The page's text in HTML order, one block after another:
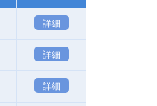
詳細
詳細
詳細